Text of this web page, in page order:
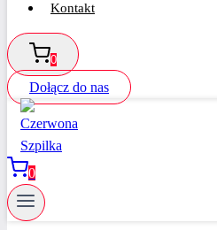
Kontakt
0
Dołącz do nas
0